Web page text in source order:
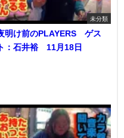
未分類
明け前のPLAYERS ゲス
ト：石井裕 11月18日